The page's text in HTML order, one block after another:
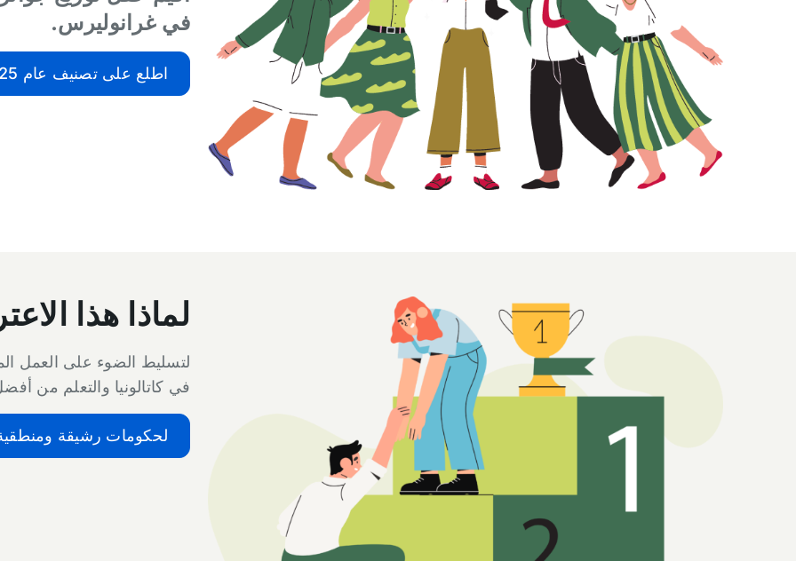
في غرانوليرس.
اطلع على تصنيف عام 2025
لماذا هذا
لتسليط الضوء على العمل
في كاتالونيا والتعلم من
لحكومات رشيقة ومنطقية